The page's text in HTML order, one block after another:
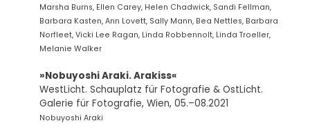
Marsha Burns, Ellen Carey, Helen Chadwick, Sandi Fellman,
Barbara Kasten, Ann Lovett, Sally Mann, Bea Nettles, Barbara
Norfleet, Vicki Lee Ragan, Linda Robbennolt, Linda Troeller,
Melanie Walker
»Nobuyoshi Araki. Arakiss«
WestLicht. Schauplatz für Fotografie & OstLicht.
Galerie für Fotografie, Wien, 05.–08.2021
Nobuyoshi Araki